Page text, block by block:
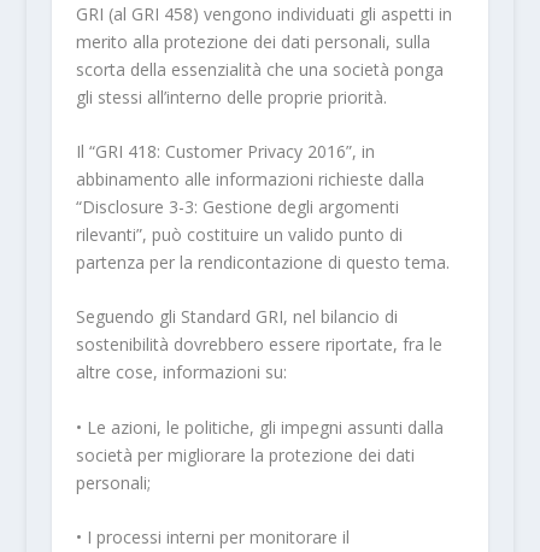
GRI (al GRI 458) vengono individuati gli aspetti in
merito alla protezione dei dati personali, sulla
scorta della essenzialità che una società ponga
gli stessi all’interno delle proprie priorità.
Il “GRI 418: Customer Privacy 2016”, in
abbinamento alle informazioni richieste dalla
“Disclosure 3-3: Gestione degli argomenti
rilevanti”, può costituire un valido punto di
partenza per la rendicontazione di questo tema.
Seguendo gli Standard GRI, nel bilancio di
sostenibilità dovrebbero essere riportate, fra le
altre cose, informazioni su:
• Le azioni, le politiche, gli impegni assunti dalla
società per migliorare la protezione dei dati
personali;
• I processi interni per monitorare il